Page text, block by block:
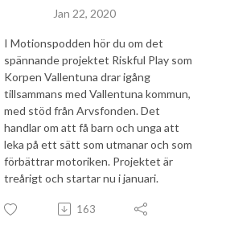
Jan 22, 2020
I Motionspodden hör du om det
spännande projektet Riskful Play som
Korpen Vallentuna drar igång
tillsammans med Vallentuna kommun,
med stöd från Arvsfonden. Det
handlar om att få barn och unga att
leka på ett sätt som utmanar och som
förbättrar motoriken. Projektet är
treårigt och startar nu i januari.
163